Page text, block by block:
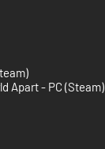
Apart - PC (Steam)